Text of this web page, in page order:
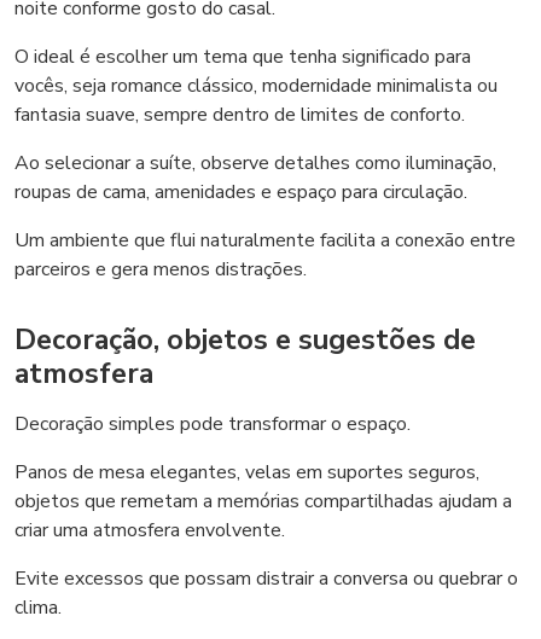
noite conforme gosto do casal.
O ideal é escolher um tema que tenha significado para
vocês, seja romance clássico, modernidade minimalista ou
fantasia suave, sempre dentro de limites de conforto.
Ao selecionar a suíte, observe detalhes como iluminação,
roupas de cama, amenidades e espaço para circulação.
Um ambiente que flui naturalmente facilita a conexão entre
parceiros e gera menos distrações.
Decoração, objetos e sugestões de
atmosfera
Decoração simples pode transformar o espaço.
Panos de mesa elegantes, velas em suportes seguros,
objetos que remetam a memórias compartilhadas ajudam a
criar uma atmosfera envolvente.
Evite excessos que possam distrair a conversa ou quebrar o
clima.